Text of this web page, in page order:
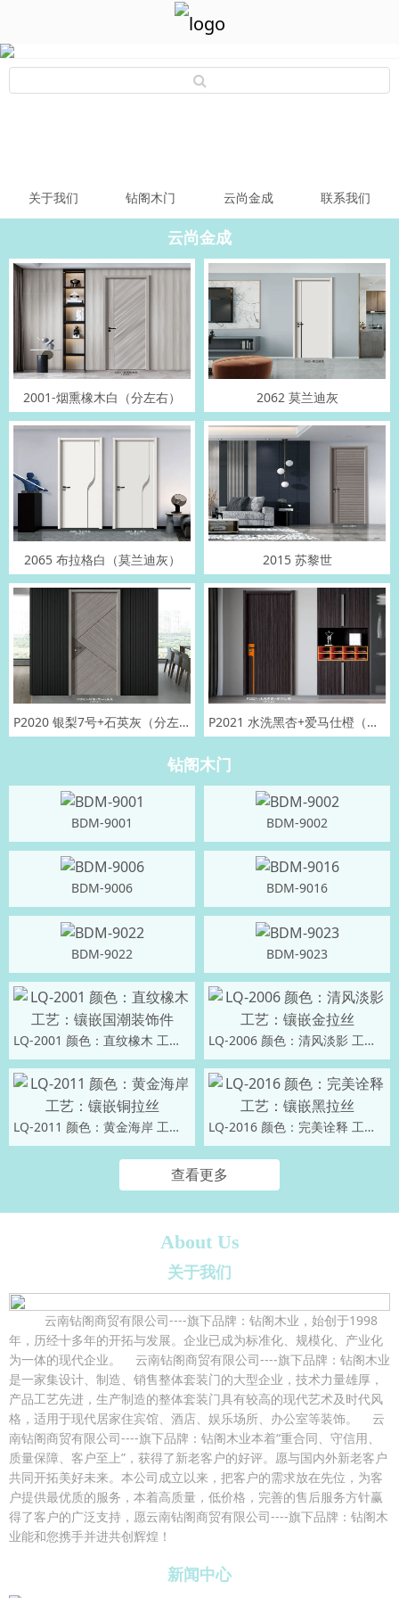
关于我们 钻阁木门 云尚金成 联系我们
云尚金成
2001-烟熏橡木白（分左右） 2062 莫兰迪灰
2065 布拉格白（莫兰迪灰） 2015 苏黎世
P2020 银梨7号+石英灰（分左右） P2021 水洗黑杏+爱马仕橙（分左右）
钻阁木门
BDM-9001 BDM-9002
BDM-9006 BDM-9016
BDM-9022 BDM-9023
LQ-2001 颜色：直纹橡木 工艺：镶嵌国潮装饰件 LQ-2006 颜色：清风淡影 工艺：镶嵌金拉丝
LQ-2011 颜色：黄金海岸 工艺：镶嵌铜拉丝 LQ-2016 颜色：完美诠释 工艺：镶嵌黑拉丝
查看更多
About Us
关于我们
云南钻阁商贸有限公司----旗下品牌：钻阁木业，始创于1998
年，历经十多年的开拓与发展。企业已成为标准化、规模化、产业化
为一体的现代企业。 云南钻阁商贸有限公司----旗下品牌：钻阁木业
是一家集设计、制造、销售整体套装门的大型企业，技术力量雄厚，
产品工艺先进，生产制造的整体套装门具有较高的现代艺术及时代风
格，适用于现代居家住宾馆、酒店、娱乐场所、办公室等装饰。 云
南钻阁商贸有限公司----旗下品牌：钻阁木业本着“重合同、守信用、
质量保障、客户至上”，获得了新老客户的好评。愿与国内外新老客户
共同开拓美好未来。本公司成立以来，把客户的需求放在先位，为客
户提供最优质的服务，本着高质量，低价格，完善的售后服务方针赢
得了客户的广泛支持，愿云南钻阁商贸有限公司----旗下品牌：钻阁木
业能和您携手并进共创辉煌！
新闻中心